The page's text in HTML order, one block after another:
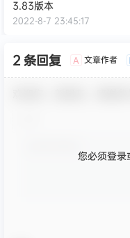
3.83版本
2022-8-7 23:45:17
2 条回复 A 文章作者
您必须登录